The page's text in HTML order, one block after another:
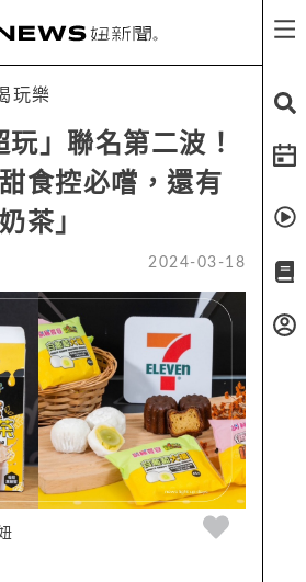
玩樂
」聯名第二波！
食控必嚐，還有
茶」
2024-03-18